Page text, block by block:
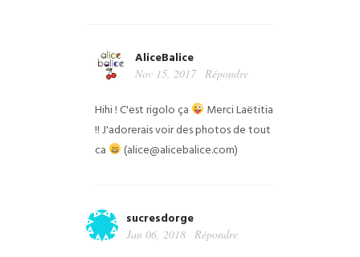
AliceBalice
Nov 15, 2017 Répondre
Hihi ! C'est rigolo ça
Merci Laëtitia
!! J'adorerais voir des photos de tout
ca
(alice@alicebalice.com)
sucresdorge
Jan 06, 2018 Répondre